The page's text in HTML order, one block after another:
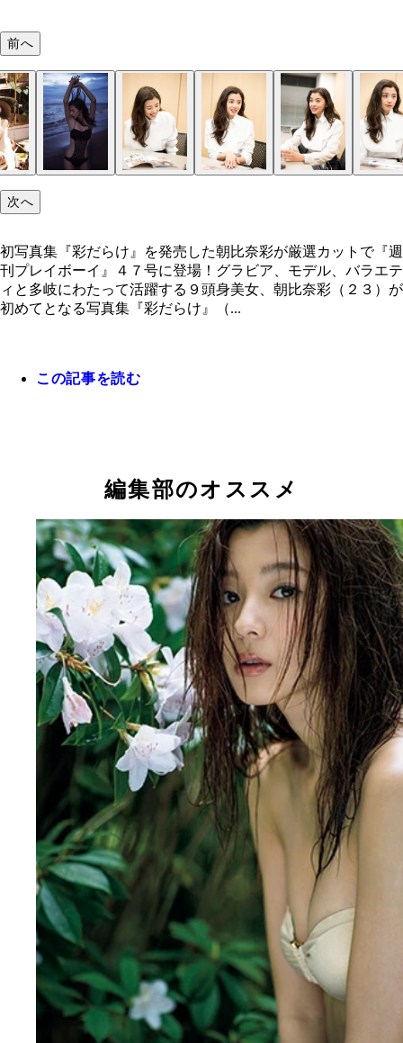
前へ
次へ
初写真集『彩だらけ』を発売した朝比奈彩が厳選カットで『週
刊プレイボーイ』４７号に登場！グラビア、モデル、バラエテ
ィと多岐にわたって活躍する９頭身美女、朝比奈彩（２３）が
初めてとなる写真集『彩だらけ』（...
この記事を読む
編集部のオススメ